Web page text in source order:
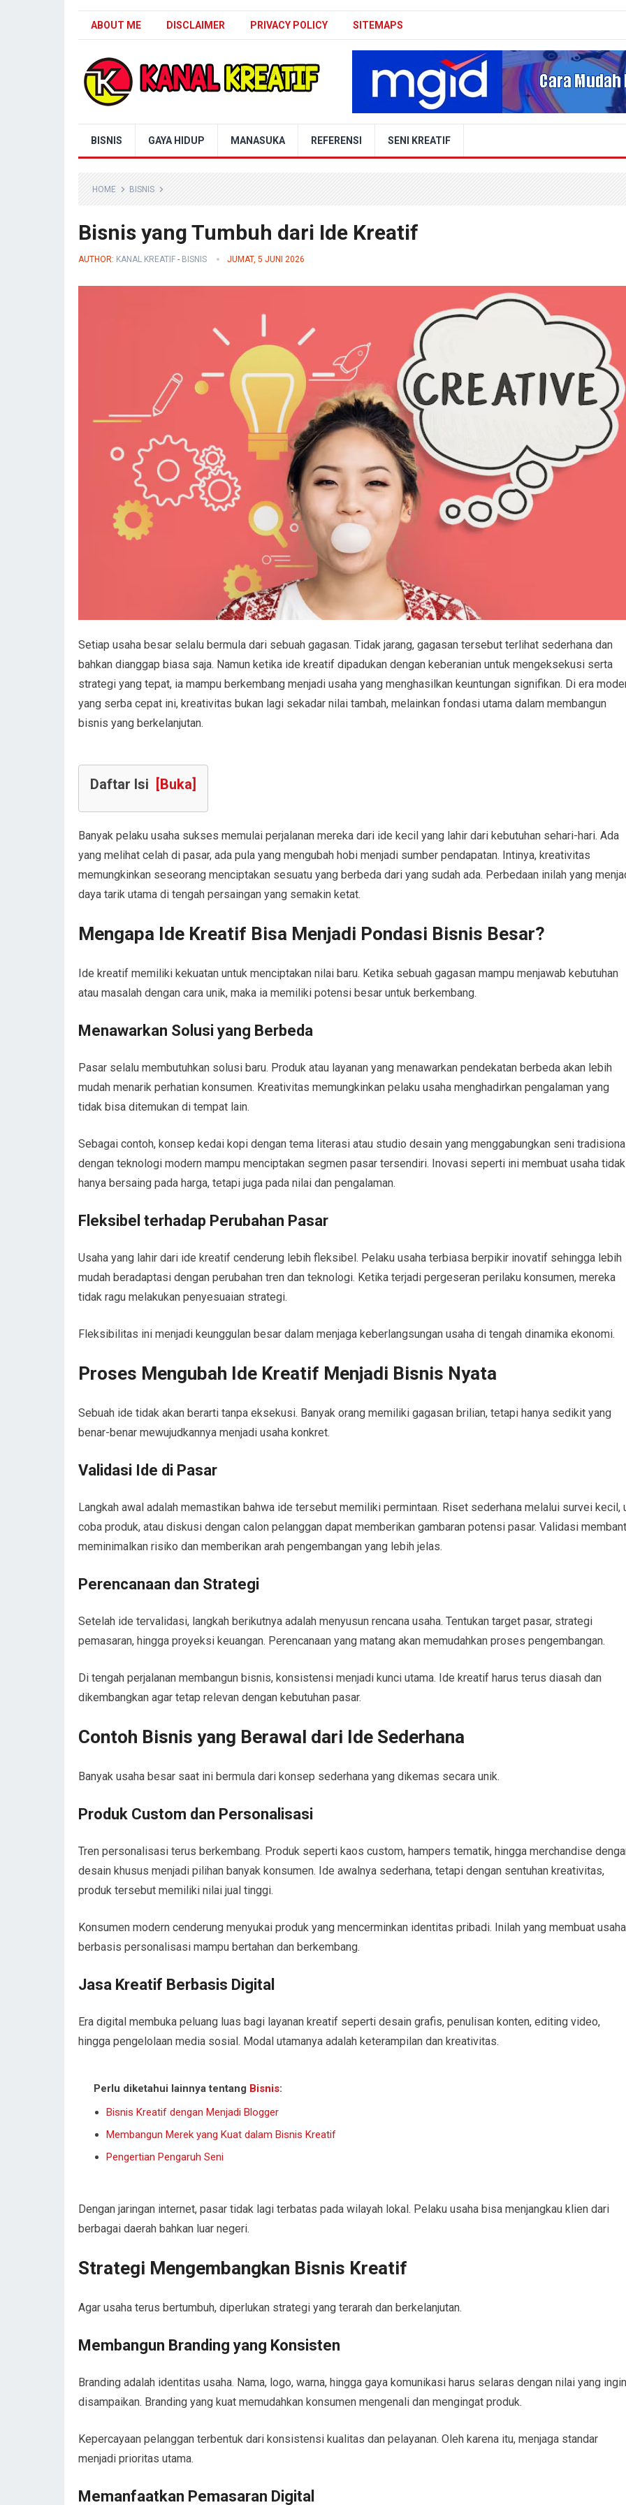
ABOUT ME DISCLAIMER PRIVACY POLICY SITEMAPS
BISNIS GAYA HIDUP MANASUKA REFERENSI SENI KREATIF
HOME BISNIS
Bisnis yang Tumbuh dari Ide Kreatif
AUTHOR: KANAL KREATIF - BISNIS JUMAT, 5 JUNI 2026
Setiap usaha besar selalu bermula dari sebuah gagasan. Tidak jarang, gagasan tersebut terlihat sederhana dan
bahkan dianggap biasa saja. Namun ketika ide kreatif dipadukan dengan keberanian untuk mengeksekusi serta
strategi yang tepat, ia mampu berkembang menjadi usaha yang menghasilkan keuntungan signifikan. Di era
yang serba cepat ini, kreativitas bukan lagi sekadar nilai tambah, melainkan fondasi utama dalam membangun
bisnis yang berkelanjutan.
Daftar Isi [Buka]
Banyak pelaku usaha sukses memulai perjalanan mereka dari ide kecil yang lahir dari kebutuhan sehari-hari. Ada
yang melihat celah di pasar, ada pula yang mengubah hobi menjadi sumber pendapatan. Intinya, kreativitas
memungkinkan seseorang menciptakan sesuatu yang berbeda dari yang sudah ada. Perbedaan inilah yang
daya tarik utama di tengah persaingan yang semakin ketat.
Mengapa Ide Kreatif Bisa Menjadi Pondasi Bisnis Besar?
Ide kreatif memiliki kekuatan untuk menciptakan nilai baru. Ketika sebuah gagasan mampu menjawab kebutuhan
atau masalah dengan cara unik, maka ia memiliki potensi besar untuk berkembang.
Menawarkan Solusi yang Berbeda
Pasar selalu membutuhkan solusi baru. Produk atau layanan yang menawarkan pendekatan berbeda akan lebih
mudah menarik perhatian konsumen. Kreativitas memungkinkan pelaku usaha menghadirkan pengalaman yang
tidak bisa ditemukan di tempat lain.
Sebagai contoh, konsep kedai kopi dengan tema literasi atau studio desain yang menggabungkan seni
dengan teknologi modern mampu menciptakan segmen pasar tersendiri. Inovasi seperti ini membuat usaha tidak
hanya bersaing pada harga, tetapi juga pada nilai dan pengalaman.
Fleksibel terhadap Perubahan Pasar
Usaha yang lahir dari ide kreatif cenderung lebih fleksibel. Pelaku usaha terbiasa berpikir inovatif sehingga lebih
mudah beradaptasi dengan perubahan tren dan teknologi. Ketika terjadi pergeseran perilaku konsumen, mereka
tidak ragu melakukan penyesuaian strategi.
Fleksibilitas ini menjadi keunggulan besar dalam menjaga keberlangsungan usaha di tengah dinamika ekonomi.
Proses Mengubah Ide Kreatif Menjadi Bisnis Nyata
Sebuah ide tidak akan berarti tanpa eksekusi. Banyak orang memiliki gagasan brilian, tetapi hanya sedikit yang
benar-benar mewujudkannya menjadi usaha konkret.
Validasi Ide di Pasar
Langkah awal adalah memastikan bahwa ide tersebut memiliki permintaan. Riset sederhana melalui survei kecil,
coba produk, atau diskusi dengan calon pelanggan dapat memberikan gambaran potensi pasar. Validasi
meminimalkan risiko dan memberikan arah pengembangan yang lebih jelas.
Perencanaan dan Strategi
Setelah ide tervalidasi, langkah berikutnya adalah menyusun rencana usaha. Tentukan target pasar, strategi
pemasaran, hingga proyeksi keuangan. Perencanaan yang matang akan memudahkan proses pengembangan.
Di tengah perjalanan membangun bisnis, konsistensi menjadi kunci utama. Ide kreatif harus terus diasah dan
dikembangkan agar tetap relevan dengan kebutuhan pasar.
Contoh Bisnis yang Berawal dari Ide Sederhana
Banyak usaha besar saat ini bermula dari konsep sederhana yang dikemas secara unik.
Produk Custom dan Personalisasi
Tren personalisasi terus berkembang. Produk seperti kaos custom, hampers tematik, hingga merchandise
desain khusus menjadi pilihan banyak konsumen. Ide awalnya sederhana, tetapi dengan sentuhan kreativitas,
produk tersebut memiliki nilai jual tinggi.
Konsumen modern cenderung menyukai produk yang mencerminkan identitas pribadi. Inilah yang membuat usaha
berbasis personalisasi mampu bertahan dan berkembang.
Jasa Kreatif Berbasis Digital
Era digital membuka peluang luas bagi layanan kreatif seperti desain grafis, penulisan konten, editing video,
hingga pengelolaan media sosial. Modal utamanya adalah keterampilan dan kreativitas.
Perlu diketahui lainnya tentang Bisnis:
Bisnis Kreatif dengan Menjadi Blogger
Membangun Merek yang Kuat dalam Bisnis Kreatif
Pengertian Pengaruh Seni
Dengan jaringan internet, pasar tidak lagi terbatas pada wilayah lokal. Pelaku usaha bisa menjangkau klien dari
berbagai daerah bahkan luar negeri.
Strategi Mengembangkan Bisnis Kreatif
Agar usaha terus bertumbuh, diperlukan strategi yang terarah dan berkelanjutan.
Membangun Branding yang Konsisten
Branding adalah identitas usaha. Nama, logo, warna, hingga gaya komunikasi harus selaras dengan nilai yang ingin
disampaikan. Branding yang kuat memudahkan konsumen mengenali dan mengingat produk.
Kepercayaan pelanggan terbentuk dari konsistensi kualitas dan pelayanan. Oleh karena itu, menjaga standar
menjadi prioritas utama.
Memanfaatkan Pemasaran Digital